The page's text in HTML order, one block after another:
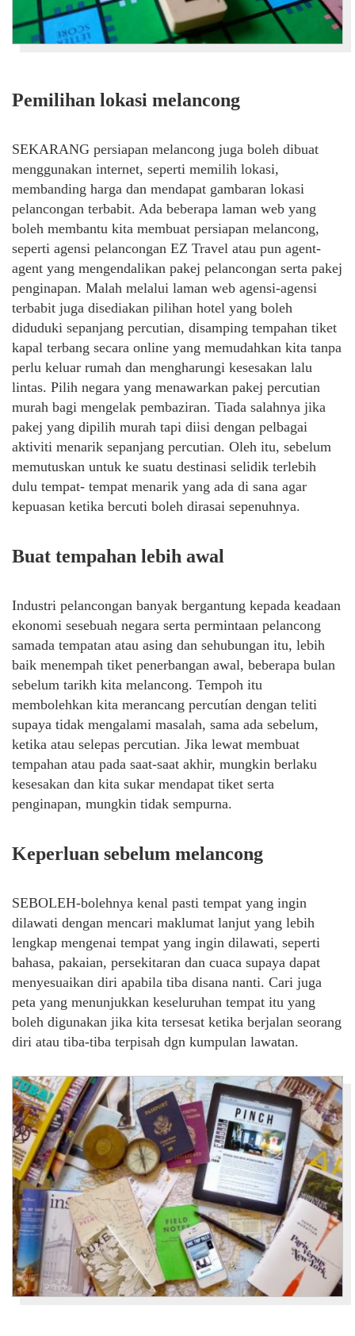
Pemilihan lokasi melancong
SEKARANG persiapan melancong juga boleh dibuat
menggunakan internet, seperti memilih lokasi,
membanding harga dan mendapat gambaran lokasi
pelancongan terbabit. Ada beberapa laman web yang
boleh membantu kita membuat persiapan melancong,
seperti agensi pelancongan EZ Travel atau pun agent-
agent yang mengendalikan pakej pelancongan serta pakej
penginapan. Malah melalui laman web agensi-agensi
terbabit juga disediakan pilihan hotel yang boleh
diduduki sepanjang percutian, disamping tempahan tiket
kapal terbang secara online yang memudahkan kita tanpa
perlu keluar rumah dan mengharungi kesesakan lalu
lintas. Pilih negara yang menawarkan pakej percutian
murah bagi mengelak pembaziran. Tiada salahnya jika
pakej yang dipilih murah tapi diisi dengan pelbagai
aktiviti menarik sepanjang percutian. Oleh itu, sebelum
memutuskan untuk ke suatu destinasi selidik terlebih
dulu tempat- tempat menarik yang ada di sana agar
kepuasan ketika bercuti boleh dirasai sepenuhnya.
Buat tempahan lebih awal
Industri pelancongan banyak bergantung kepada keadaan
ekonomi sesebuah negara serta permintaan pelancong
samada tempatan atau asing dan sehubungan itu, lebih
baik menempah tiket penerbangan awal, beberapa bulan
sebelum tarikh kita melancong. Tempoh itu
membolehkan kita merancang percutían dengan teliti
supaya tidak mengalami masalah, sama ada sebelum,
ketika atau selepas percutian. Jika lewat membuat
tempahan atau pada saat-saat akhir, mungkin berlaku
kesesakan dan kita sukar mendapat tiket serta
penginapan, mungkin tidak sempurna.
Keperluan sebelum melancong
SEBOLEH-bolehnya kenal pasti tempat yang ingin
dilawati dengan mencari maklumat lanjut yang lebih
lengkap mengenai tempat yang ingin dilawati, seperti
bahasa, pakaian, persekitaran dan cuaca supaya dapat
menyesuaikan diri apabila tiba disana nanti. Cari juga
peta yang menunjukkan keseluruhan tempat itu yang
boleh digunakan jika kita tersesat ketika berjalan seorang
diri atau tiba-tiba terpisah dgn kumpulan lawatan.